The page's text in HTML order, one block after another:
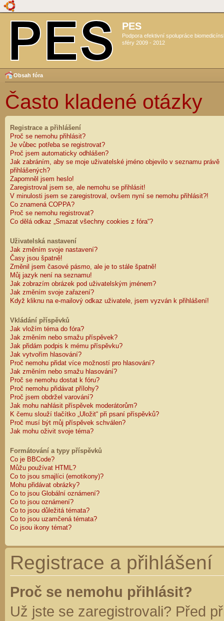
PES
Podpora efektivní spolupráce
sféry 2009 - 2012
Obsah fóra
Často kladené otázky
Registrace a přihlášení
Proč se nemohu přihlásit?
Je vůbec potřeba se registrovat?
Proč jsem automaticky odhlášen?
Jak zabráním, aby se moje uživatelské jméno objevilo v seznamu právě
přihlášených?
Zapomněl jsem heslo!
Zaregistroval jsem se, ale nemohu se přihlásit!
V minulosti jsem se zaregistroval, ovšem nyní se nemohu přihlásit?!
Co znamená COPPA?
Proč se nemohu registrovat?
Co dělá odkaz „Smazat všechny cookies z fóra“?
Uživatelská nastavení
Jak změním svoje nastavení?
Časy jsou špatně!
Změnil jsem časové pásmo, ale je to stále špatně!
Můj jazyk není na seznamu!
Jak zobrazím obrázek pod uživatelským jménem?
Jak změním svoje zařazení?
Když kliknu na e-mailový odkaz uživatele, jsem vyzván k přihlášení!
Vkládání příspěvků
Jak vložím téma do fóra?
Jak změním nebo smažu příspěvek?
Jak přidám podpis k mému příspěvku?
Jak vytvořím hlasování?
Proč nemohu přidat více možností pro hlasování?
Jak změním nebo smažu hlasování?
Proč se nemohu dostat k fóru?
Proč nemohu přidávat přílohy?
Proč jsem obdržel varování?
Jak mohu nahlásit příspěvek moderátorům?
K čemu slouží tlačítko „Uložit“ při psaní příspěvků?
Proč musí být můj příspěvek schválen?
Jak mohu oživit svoje téma?
Formátování a typy příspěvků
Co je BBCode?
Můžu používat HTML?
Co to jsou smajlíci (emotikony)?
Mohu přidávat obrázky?
Co to jsou Globální oznámení?
Co to jsou oznámení?
Co to jsou důležitá témata?
Co to jsou uzamčená témata?
Co jsou ikony témat?
Registrace a přihlášení
Proč se nemohu přihlásit?
Už jste se zaregistrovali? Před